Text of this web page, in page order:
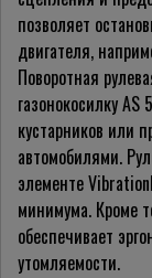
позволяет
двигателя,
Поворотная
газонокосилку
кустарников или
автомобилями.
элементе
минимума. Кроме
обеспечивает
утомляемости.